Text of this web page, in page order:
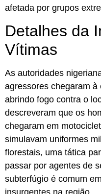
afetada por grupos
Detalhes da
Vítimas
As autoridades
agressores chegaram
abrindo fogo contra o
descreveram que os
chegaram em
simulavam uniformes
florestais, uma tática
passar por agentes de
subterfúgio é comum